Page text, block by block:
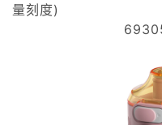
量刻度)